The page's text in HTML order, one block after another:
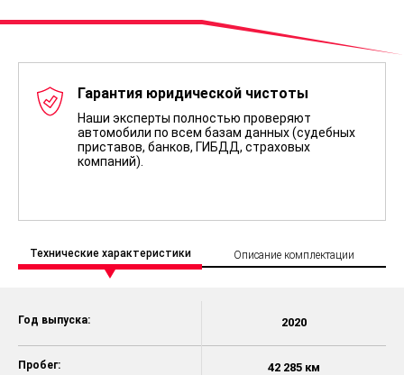
Гарантия юридической чистоты
Наши эксперты полностью проверяют
автомобили по всем базам данных (судебных
приставов, банков, ГИБДД, страховых
компаний).
Технические характеристики Описание комплектации
Год выпуска:
Пробег:
2020
42 285 км